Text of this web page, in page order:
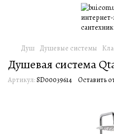
Душ Душевые системы
Душевая система
Артикул:SD00039614 Оставить